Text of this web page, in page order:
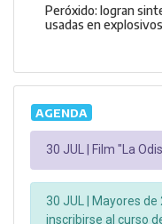
Peróxido: logran
usadas en explosivos
AGENDA
30 JUL | Film "La
30 JUL |
Mayores de
inscribirse al curso